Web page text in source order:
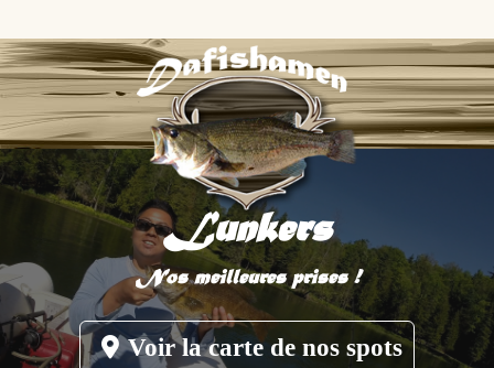
Lunkers
Nos meilleures prises !
Voir la carte de nos spots